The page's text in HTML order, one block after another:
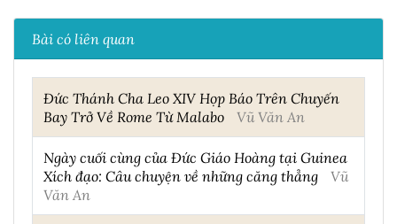
Bài có liên quan
Đức Thánh Cha Leo XIV Họp Báo Trên Chuyến
Bay Trở Về Rome Từ Malabo
Vũ Văn An
Ngày cuối cùng của Đức Giáo Hoàng tại Guinea
Xích đạo: Câu chuyện về những căng thẳng
Vũ
Văn An